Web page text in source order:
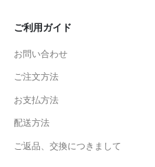
ご利用ガイド
お問い合わせ
ご注文方法
お支払方法
配送方法
ご返品、交換につきまして